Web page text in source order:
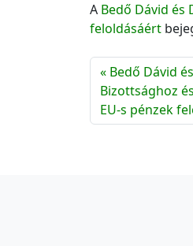
A Bedő Dávid és
feloldásáért
Bedő Dávid
Bizottsághoz
EU-s pénzek